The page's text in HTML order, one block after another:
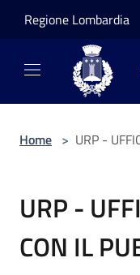
Regione Lombardia
Home > URP -
URP -
CON IL